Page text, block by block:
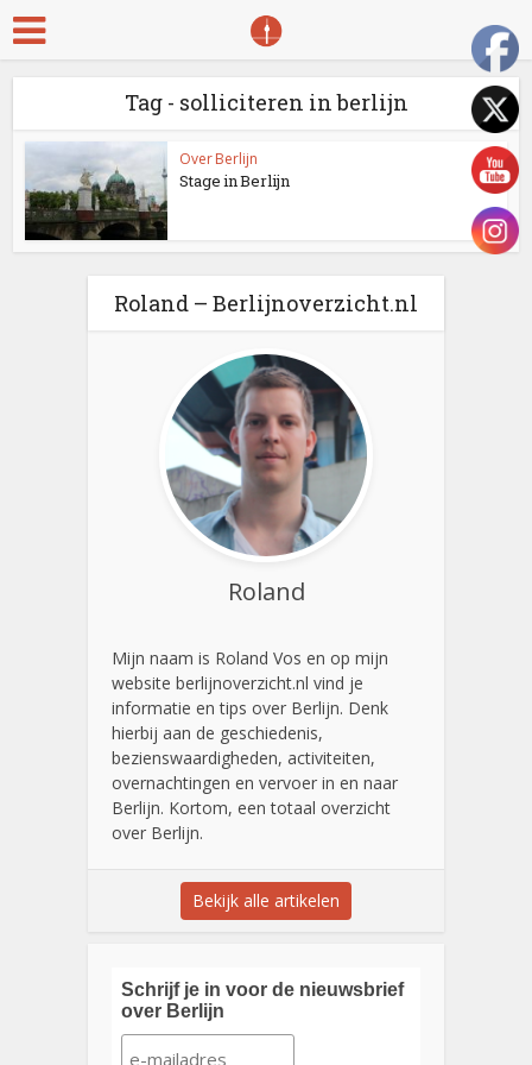
Tag - solliciteren in berlijn
Over Berlijn
Stage in Berlijn
Roland – Berlijnoverzicht.nl
Roland
Mijn naam is Roland Vos en op mijn
website berlijnoverzicht.nl vind je
informatie en tips over Berlijn. Denk
hierbij aan de geschiedenis,
bezienswaardigheden, activiteiten,
overnachtingen en vervoer in en naar
Berlijn. Kortom, een totaal overzicht
over Berlijn.
Bekijk alle artikelen
Schrijf je in voor de nieuwsbrief
over Berlijn